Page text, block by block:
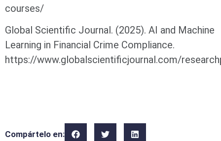
courses/
Global Scientific Journal. (2025). AI and Machine
Learning in Financial Crime Compliance.
https://www.globalscientificjournal.com/
Compártelo en: